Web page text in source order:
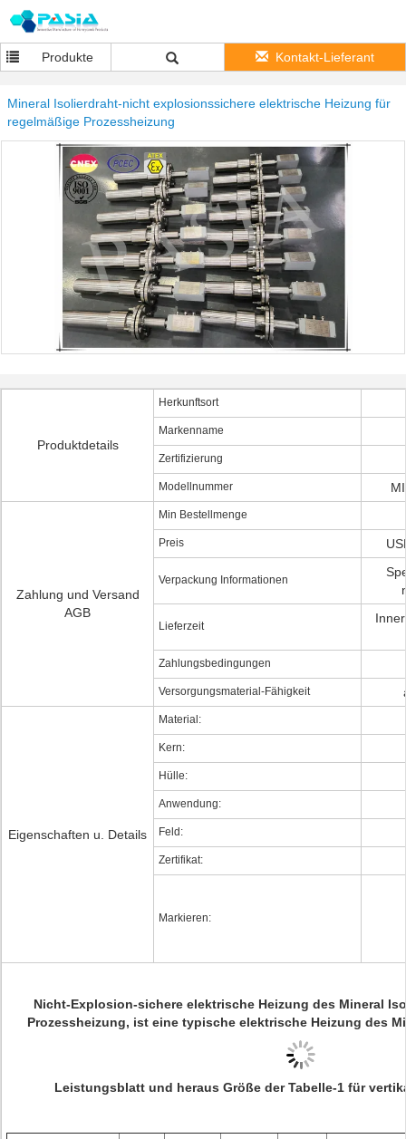
Produkte Kontakt-Lieferant
Mineral Isolierdraht-nicht explosionssichere elektrische Heizung für
regelmäßige Prozessheizung
Produktdetails
Herkunftsort
Markenname
Zertifizierung
Modellnummer
Zahlung und Versand
AGB
Min Bestellmenge
Preis
Verpackung Informationen
Lieferzeit
Zahlungsbedingungen
Versorgungsmaterial-Fähigkeit
Eigenschaften u. Details
Material:
Kern:
Hülle:
Anwendung:
Feld:
Zertifikat:
Markieren:
Nicht-Explosion-sichere elektrische Heizung des Mineral
Prozessheizung, ist eine typische elektrische Heizung des
Leistungsblatt und heraus Größe der Tabelle-1 für